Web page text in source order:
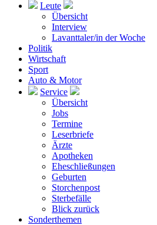
Leute
Übersicht
Interview
Lavanttaler/in der Woche
Politik
Wirtschaft
Sport
Auto & Motor
Service
Übersicht
Jobs
Termine
Leserbriefe
Ärzte
Apotheken
Eheschließungen
Geburten
Storchenpost
Sterbefälle
Blick zurück
Sonderthemen